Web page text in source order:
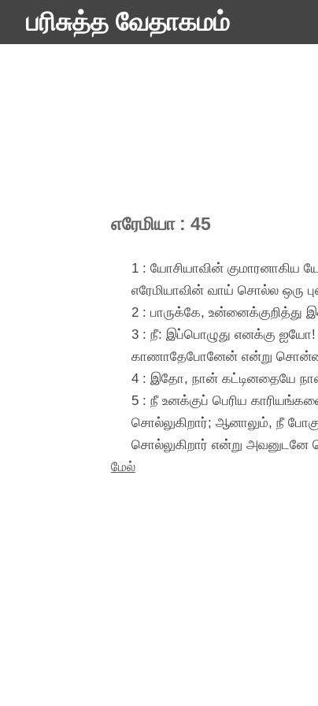
பரிசுத்த வேதாகமம்
எரேமியா : 45
1 : யோசியாவின் குமாரனாகிய
எரேமியாவின் வாய் சொல்ல ஒரு
2 : பாருக்கே,
3 : நீ: இப்பொழுது எனக்கு
காணாதேபோனேன் என்று
4 : இதோ, நான் கட்டினதையே நான்
5 : நீ உனக்குப் பெரிய
சொல்லுகிறார்; ஆனாலும், நீ
சொல்லுகிறார் என்று அவனுடனே
மேல்